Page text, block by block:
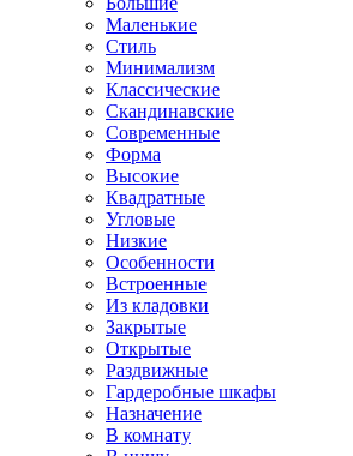
Маленькие
Стиль
Минимализм
Классические
Скандинавские
Современные
Форма
Высокие
Квадратные
Угловые
Низкие
Особенности
Встроенные
Из кладовки
Закрытые
Открытые
Раздвижные
Гардеробные шкафы
Назначение
В комнату